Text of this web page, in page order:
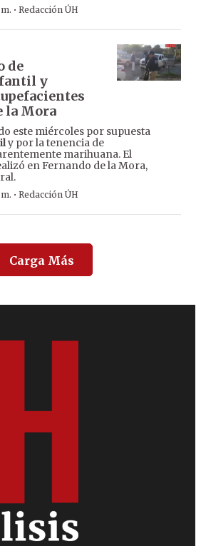
· Redacción ÚH
de
y
la Mora
este miércoles por supuesta
y por la tenencia de
marihuana. El
en Fernando de la Mora,
· Redacción ÚH
Carga Más